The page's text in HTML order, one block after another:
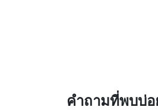
คำถามที่พบบ่อ